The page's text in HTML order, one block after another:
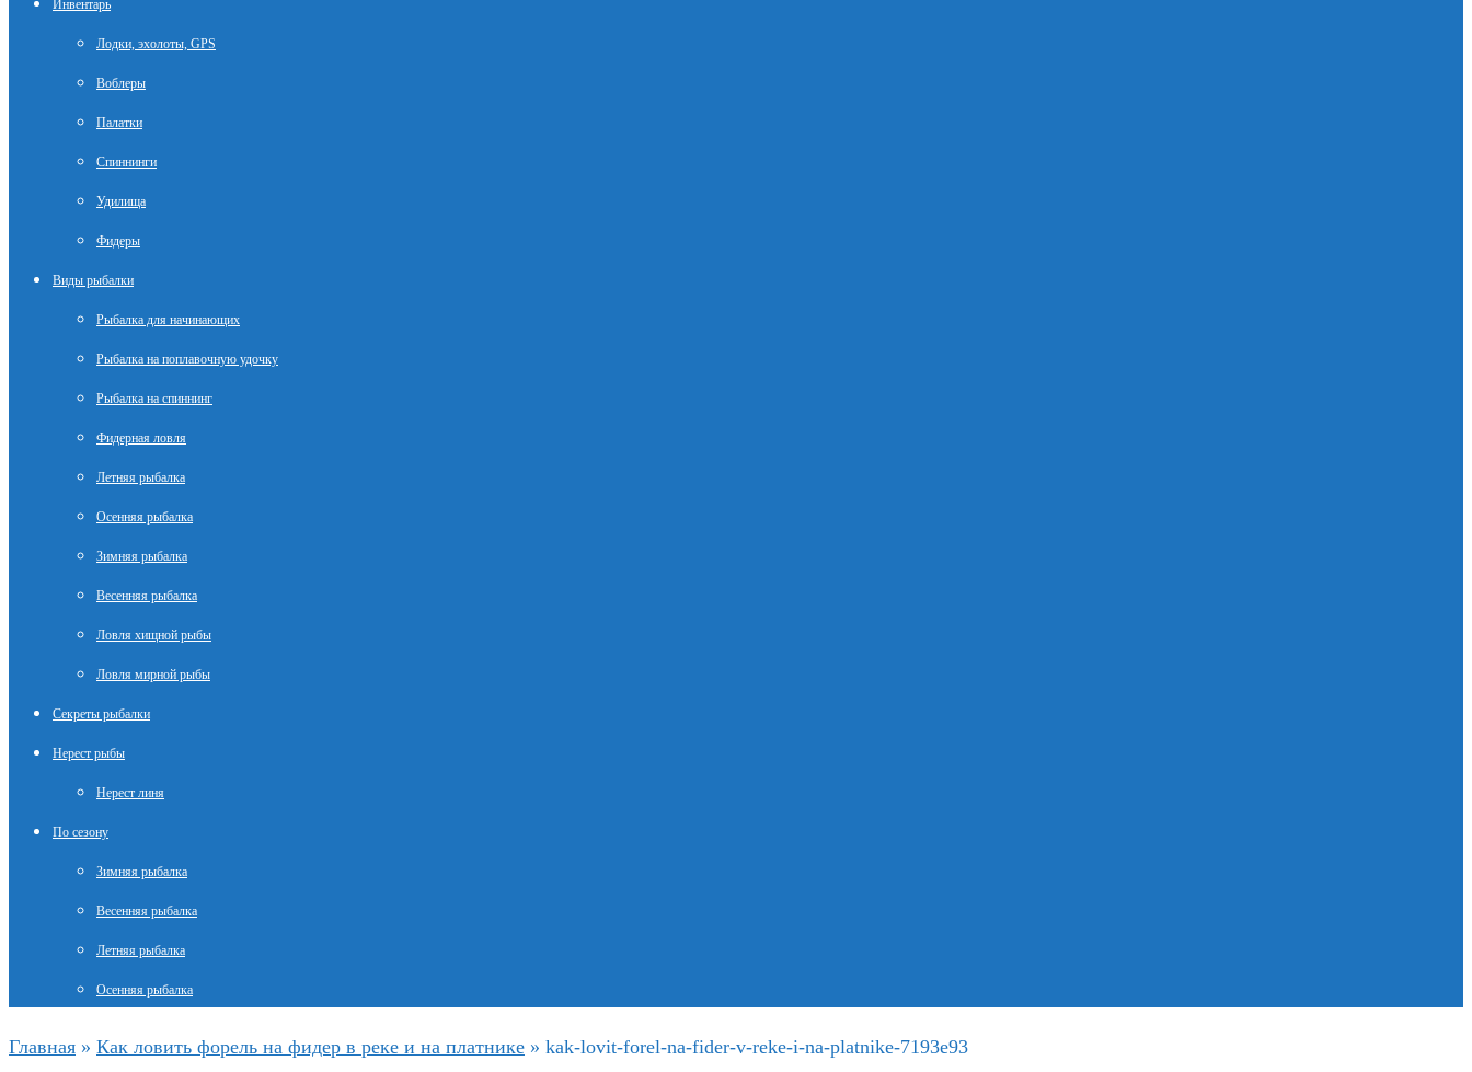
Инвентарь
Лодки, эхолоты, GPS
Воблеры
Палатки
Спиннинги
Удилища
Фидеры
Виды рыбалки
Рыбалка для начинающих
Рыбалка на поплавочную удочку
Рыбалка на спиннинг
Фидерная ловля
Летняя рыбалка
Осенняя рыбалка
Зимняя рыбалка
Весенняя рыбалка
Ловля хищной рыбы
Ловля мирной рыбы
Секреты рыбалки
Нерест рыбы
Нерест линя
По сезону
Зимняя рыбалка
Весенняя рыбалка
Летняя рыбалка
Осенняя рыбалка
Главная » Как ловить форель на фидер в реке и на платнике » kak-lovit-forel-na-fider-v-reke-i-na-platnike-7193e93